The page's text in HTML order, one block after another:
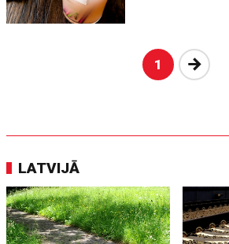
1
LATVIJĀ